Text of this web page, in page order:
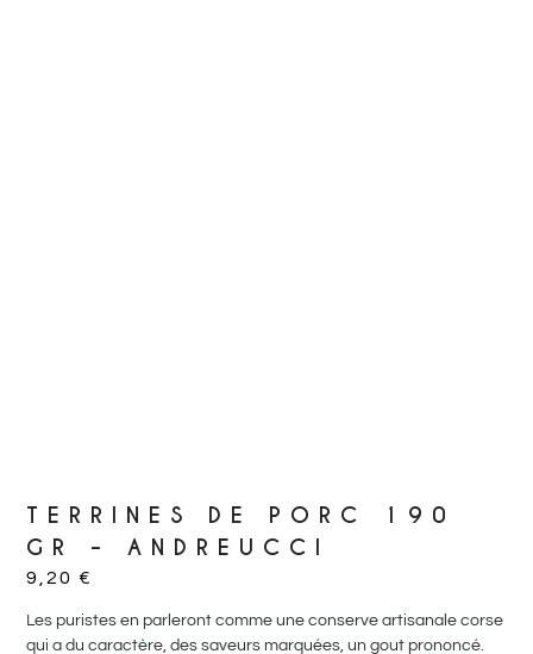
TERRINES DE PORC 190
GR – ANDREUCCI
9,20€
Les puristes en parleront comme une conserve artisanale corse
qui a du caractère, des saveurs marquées, un gout prononcé.